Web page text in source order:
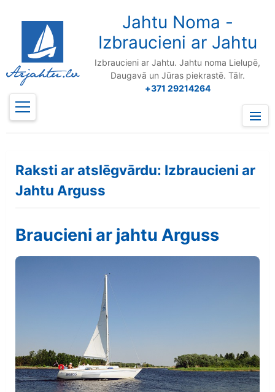
Jahtu Noma -
Izbraucieni ar Jahtu
Izbraucieni ar Jahtu. Jahtu noma Lielupē,
Daugavā un Jūras piekrastē. Tālr.
+371 29214264
Menu
Raksti ar atslēgvārdu: Izbraucieni ar
Jahtu Arguss
Braucieni ar jahtu Arguss